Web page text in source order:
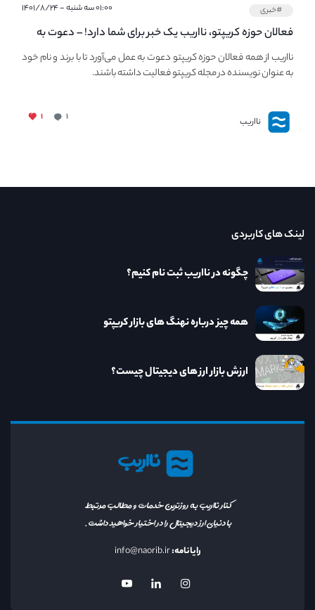
#خبری ۰۱:۰۰ سه شنبه - ۱۴۰۱/۸/۲۴
فعالان حوزه کریپتو، نااریب یک خبر برای شما دارد! – دعوت به
فعالیت در مجله کریپتو
نااریب از همه فعالان حوزه کریپتو دعوت به عمل می‌آورد تا با برند و نام خود
به عنوان نویسنده در مجله کریپتو فعالیت داشته باشند.
نااریب ۱ ۱
نااریب
کنار نااریب به روزترین خدمات و مطالب مرتبط
با دنیای ارز دیجیتال را در اختیار خواهید داشت.
رایانامه:info@naorib.ir
لینک های کاربردی
چگونه در نااریب ثبت نام کنیم؟
همه چیز درباره نهنگ های بازار کریپتو
ارزش بازار ارز های دیجیتال چیست؟